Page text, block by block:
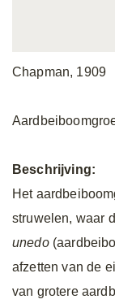
Chapman, 1909
Beschrijving:
Het
struwelen, waar
unedo
afzetten van de
van grotere